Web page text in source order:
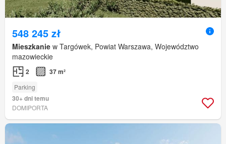
548 245 zł
Mieszkanie w Targówek, Powiat Warszawa, Województwo
mazowieckie
2 37 m²
Parking
30+ dni temu
DOMIPORTA